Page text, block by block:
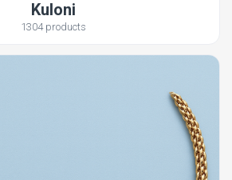
Kuloni
1304 products